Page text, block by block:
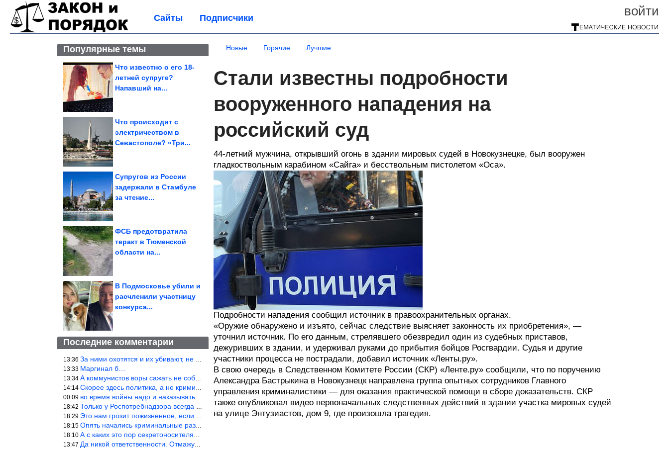
войти
Сайты Подписчики
Популярные темы
Что известно о его 18-
летней супруге?
Напавший на...
Что происходит с
электричеством в
Севастополе? «Три...
Супругов из России
задержали в Стамбуле
за чтение...
ФСБ предотвратила
теракт в Тюменской
области на...
В Подмосковье убили и
расчленили участницу
конкурса...
Последние комментарии
13:36 За ними охотятся и их убивают, не ужели не понял?
13:33 Маргинал б…
13:34 А коммунистов воры сажать не собираются ???
14:14 Скорее здесь политика, а не криминал. Хотя эти два понятия начин
00:09 во время войны надо и наказывать по законам военного времени, а
18:42 Только у Роспотребнадзора всегда и все в порядке! Когда касается
18:29 Это нам грозит пожизненное, если только грозно посмотреть в их с
18:15 Опять начались криминальные разборки аля 90е!
18:10 А с каких это пор секретоносителям положена охрана? Это его зада
13:47 Да никой ответственности. Отмажутся.
Новые Горячие Лучшие
Стали известны подробности
вооруженного нападения на
российский суд
44-летний мужчина, открывший огонь в здании мировых судей в Новокузнецке, был вооружен
гладкоствольным карабином «Сайга» и бесствольным пистолетом «Оса».
Подробности нападения сообщил источник в правоохранительных органах.
«Оружие обнаружено и изъято, сейчас следствие выясняет законность их приобретения», —
уточнил источник. По его данным, стрелявшего обезвредил один из судебных приставов,
дежуривших в здании, и удерживал руками до прибытия бойцов Росгвардии. Судья и другие
участники процесса не пострадали, добавил источник «Ленты.ру».
В свою очередь в Следственном Комитете России (СКР) «Ленте.ру» сообщили, что по поручению
Александра Бастрыкина в Новокузнецк направлена группа опытных сотрудников Главного
управления криминалистики — для оказания практической помощи в сборе доказательств. СКР
также опубликовал видео первоначальных следственных действий в здании участка мировых судей
на улице Энтузиастов, дом 9, где произошла трагедия.